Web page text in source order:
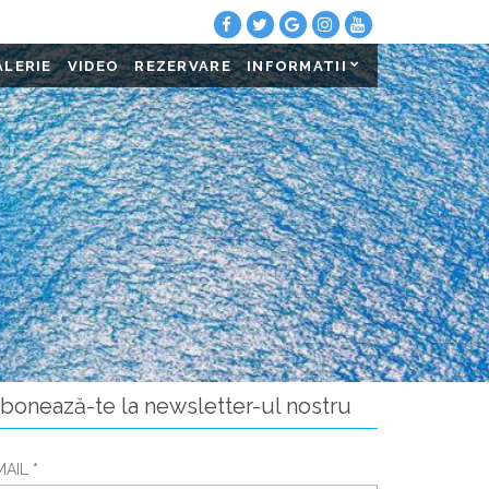
VIDEO REZERVARE INFORMATII
te la newsletter-ul nostru
*